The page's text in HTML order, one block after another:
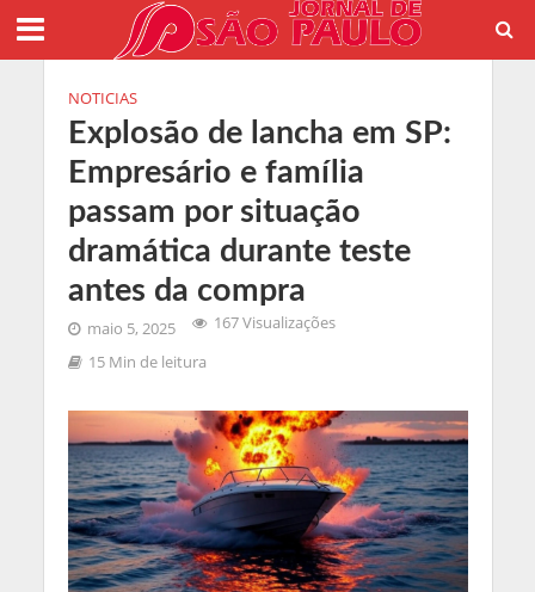
NOTICIAS
Explosão de lancha em SP:
Empresário e família
passam por situação
dramática durante teste
antes da compra
maio 5, 2025
167 Visualizações
15 Min de leitura